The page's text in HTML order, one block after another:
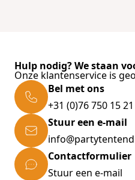
Hulp nodig? We staan
Onze klantenservice is
Bel met ons
+31 (0)76 750 15 21
Stuur een e-mail
Contactformulier
Stuur een e-mail